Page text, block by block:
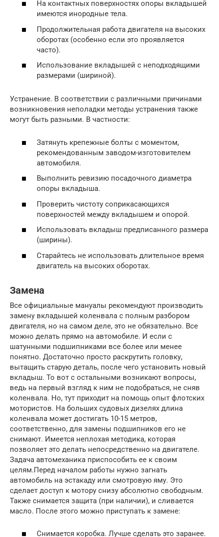
На контактных поверхностях опоры вкладышей
имеются инородные тела.
Продолжительная работа двигателя на высоких
оборотах (особенно если это проявляется
часто).
Использование вкладышей с неподходящими
размерами (шириной).
Устранение. В соответствии с различными причинами
возникновения неполадки методы устранения также
могут быть разными. В частности:
Затянуть крепежные болты с моментом,
рекомендованным заводом-изготовителем
автомобиля.
Выполнить ревизию посадочного диаметра
опоры вкладыша.
Проверить чистоту соприкасающихся
поверхностей между вкладышем и опорой.
Использовать вкладыш предписанного размера
(ширины).
Старайтесь не использовать длительное время
двигатель на высоких оборотах.
Замена
Все официальные мануалы рекомендуют производить
замену вкладышей коленвала с полным разбором
двигателя, но на самом деле, это не обязательно. Все
можно делать прямо на автомобиле. И если с
шатунными подшипниками все более или менее
понятно. Достаточно просто раскрутить головку,
вытащить старую деталь, после чего установить новый
вкладыш. То вот с остальными возникают вопросы,
ведь на первый взгляд к ним не подобраться, не сняв
коленвала. Но, тут приходит на помощь опыт флотских
мотористов. На больших судовых дизелях длина
коленвала может достигать 10-15 метров,
соответственно, для замены подшипников его не
снимают. Имеется неплохая методика, которая
позволяет это делать непосредственно на двигателе.
Задача автомеханика приспособить ее к своим
целям.Перед началом работы нужно загнать
автомобиль на эстакаду или смотровую яму. Это
сделает доступ к мотору снизу абсолютно свободным.
Также снимается защита (при наличии), и сливается
масло. После этого можно приступать к замене:
Снимается коробка. Лучше сделать это заранее.